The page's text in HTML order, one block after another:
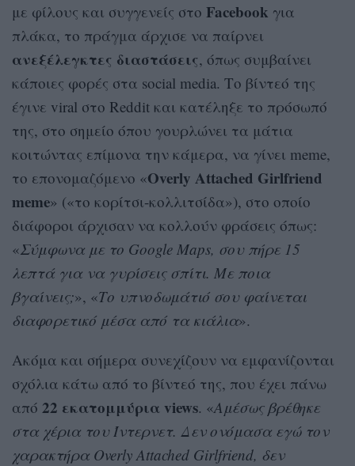
με φίλους και συγγενείς στο Facebook για
πλάκα, το πράγμα άρχισε να παίρνει
ανεξέλεγκτες διαστάσεις, όπως συμβαίνει
κάποιες φορές στα social media. Το βίντεό της
έγινε viral στο Reddit και κατέληξε το πρόσωπό
της, στο σημείο όπου γουρλώνει τα μάτια
κοιτώντας επίμονα την κάμερα, να γίνει meme,
το επονομαζόμενο «Overly Attached Girlfriend
meme» («το κορίτσι-κολλιτσίδα»), στο οποίο
διάφοροι άρχισαν να κολλούν φράσεις όπως:
«Σύμφωνα με το Google Maps, σου πήρε 15
λεπτά για να γυρίσεις σπίτι. Με ποια
βγαίνεις;», «Το υπνοδωμάτιό σου φαίνεται
διαφορετικό μέσα από τα κιάλια».
Ακόμα και σήμερα συνεχίζουν να εμφανίζονται
σχόλια κάτω από το βίντεό της, που έχει πάνω
από 22 εκατομμύρια views. «Αμέσως βρέθηκε
στα χέρια του Ίντερνετ. Δεν ονόμασα εγώ τον
χαρακτήρα Overly Attached Girlfriend, δεν